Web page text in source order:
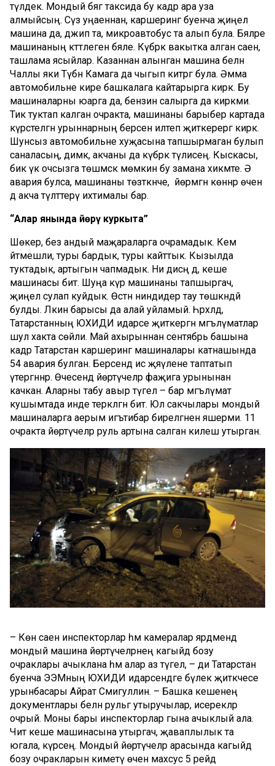
түләдек. Мондый бәягә таксида бу кадәр ара уза
алмыйсың. Сүз уңаеннан, каршеринг буенча җиңел
машина да, джип та, микроавтобус та алып була. Бәяләре
машинаның кәттәлегенә бәяле. Күбрәк вакытка алган саен,
ташлама ясыйлар. Казаннан алынган машина белән
Чаллы яки Түбән Камага да чыгып китәргә була. Әмма
автомобильне кире башкалага кайтарырга кирәк. Бу
машиналарны юарга да, бензин салырга да кирәкми.
Тик туктап калган очракта, машинаны барыбер картада
күрсәтелгән урыннарның берсенә илтеп җиткерергә кирәк.
Шунсыз автомобильне хуҗасына тапшырмаган булып
саналасың, димәк, акчаны да күбрәк түлисең. Кыскасы,
бик үк очсызга төшмәскә мөмкин бу замана хикмәте. Ә
авария булса, машинаны төзәткәнче, йөрмәгән көннәр өчен
дә акча түләттерү ихтималы бар.
“Алар янында йөрү куркыта”
Шөкер, без андый маҗараларга очрамадык. Кем
әйтмешли, туры бардык, туры кайттык. Кызылда
туктадык, артыгын чапмадык. Ни дисәң дә, кеше
машинасы бит. Шуңа күрә машинаны тапшыргач,
җиңел сулап куйдык. Өстән ниндидер тау төшкәндәй
булды. Ләкин барысы да алай уйламый. Һәрхәлдә,
Татарстанның ЮХИДИ идарәсе җиткергән мәгълүматлар
шул хакта сөйли. Май ахырыннан сентябрь башына
кадәр Татарстан каршеринг машиналары катнашында
54 авария булган. Берсендә исә җәяүлене таптатып
үтергәннәр. Өчесендә йөртүчеләр фаҗига урынынан
качкан. Аларны табу авыр түгел – бар мәгълүмат
кушымтада инде теркәлгән бит. Юл сакчылары мондый
машиналарга аерым игътибар бирелгәнен яшерми. 11
очракта йөртүчеләр руль артына салган килеш утырган.
– Көн саен инспекторлар һәм камералар ярдәмендә
мондый машина йөртүчеләрнең кагыйдә бозу
очраклары ачыклана һәм алар аз түгел, – ди Татарстан
буенча ЭЭМның ЮХИДИ идарәсендәге бүлек җитәкчесе
урынбасары Айрат Сәмигуллин. – Башка кешенең
документлары белән рульгә утыручылар, исерекләр
очрый. Моны бары инспекторлар гына ачыклый ала.
Чит кеше машинасына утыргач, җаваплылык та
югала, күрәсең. Мондый йөртүчеләр арасында кагыйдә
бозу очракларын киметү өчен махсус 5 рейд